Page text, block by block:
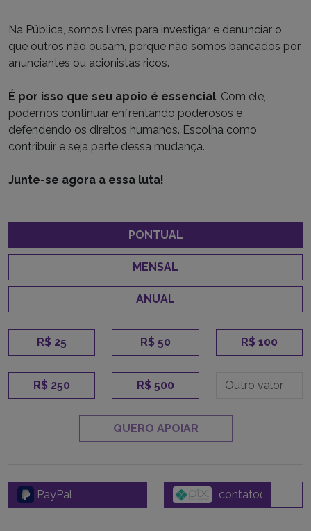
Na Pública, somos livres para investigar e denunciar o
que outros não ousam, porque não somos bancados por
anunciantes ou acionistas ricos.
É por isso que seu apoio é essencial. Com ele,
podemos continuar enfrentando poderosos e
defendendo os direitos humanos. Escolha como
contribuir e seja parte dessa mudança.
Junte-se agora a essa luta!
PONTUAL
MENSAL
ANUAL
R$ 25 R$ 50 R$ 100
R$ 250 R$ 500
QUERO APOIAR
PayPal